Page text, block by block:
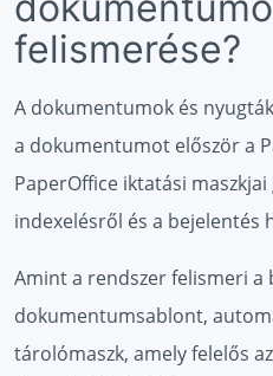
felismerése?
A dokumentumok és
a dokumentumot először a
PaperOffice iktatási
indexelésről és a bejelentés
Amint a rendszer felismeri
dokumentumsablont,
tárolómaszk, amely felelős